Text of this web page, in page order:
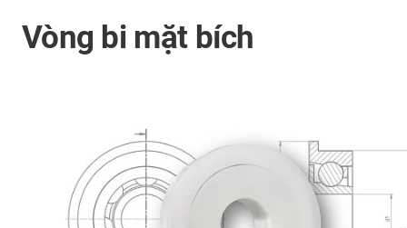
Vòng bi mặt bích